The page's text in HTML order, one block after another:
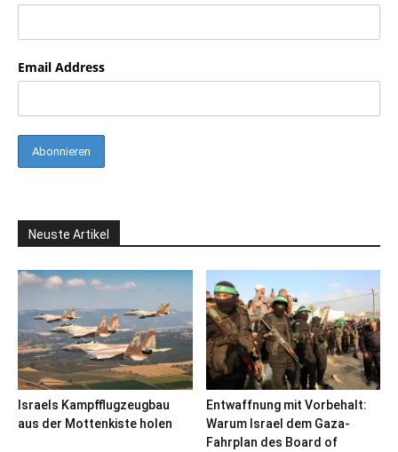
Email Address
Neuste Artikel
Israels Kampfflugzeugbau
aus der Mottenkiste holen
Entwaffnung mit Vorbehalt:
Warum Israel dem Gaza-
Fahrplan des Board of